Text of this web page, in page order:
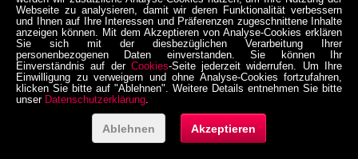
DC-043-1.65A Buchse
für DC-
Stromversorgung, THT,
für 4 / 1,75 mm
Hohlstecker, 30 V, 500
mA, 90°, -20..70 °C
05-0004-0002F
inkl. MwSt. zzgl. Versand
DC-044-2.5A Buchse
für DC-
Stromversorgung, THT,
für 5,5 / 2,5 mm
mA, 90°, -20..70 °C
2,85 €
inkl. MwSt. zzgl. Versand
Webseite zu analysieren, damit wir deren Funktionalität verbessern
und Ihnen auf Ihre Interessen und Präferenzen zugeschnittene Inhalte
anzeigen können. Mit dem Akzeptieren von Analyse-Cookies erklären
Sie sich mit der diesbezüglichen Verarbeitung Ihrer
personenbezogenen Daten einverstanden. Sie können Ihr
Einverständnis auf der Cookies-Seite jederzeit widerrufen. Um Ihre
Einwilligung zu verweigern und ohne Analyse-Cookies fortzufahren,
klicken Sie bitte auf "Ablehnen". Weitere Details entnehmen Sie bitte
unser Datenschutzerklärung.
Ablehnen Akzeptieren